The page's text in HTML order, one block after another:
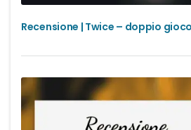
Recensione | Twice – doppio